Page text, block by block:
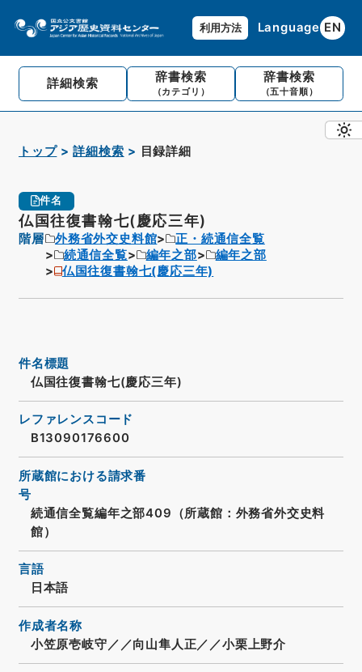
利用方法 Language EN
詳細検索 辞書検索
（カテゴリ）
辞書検索
（五十音順）
トップ 詳細検索 目録詳細
件名
仏国往復書翰七(慶応三年)
階層 外務省外交史料館
正・続通信全覧
続通信全覧
編年之部
編年之部
仏国往復書翰七(慶応三年)
件名標題
仏国往復書翰七(慶応三年)
レファレンスコード
B13090176600
所蔵館における請求番
号
続通信全覧編年之部409（所蔵館：外務省外交史料
館）
言語
日本語
作成者名称
小笠原壱岐守／／向山隼人正／／小栗上野介